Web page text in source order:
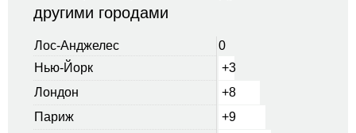
другими городами
Лос-Анджелес
0
Нью-Йорк
+3
Лондон
+8
Париж
+9